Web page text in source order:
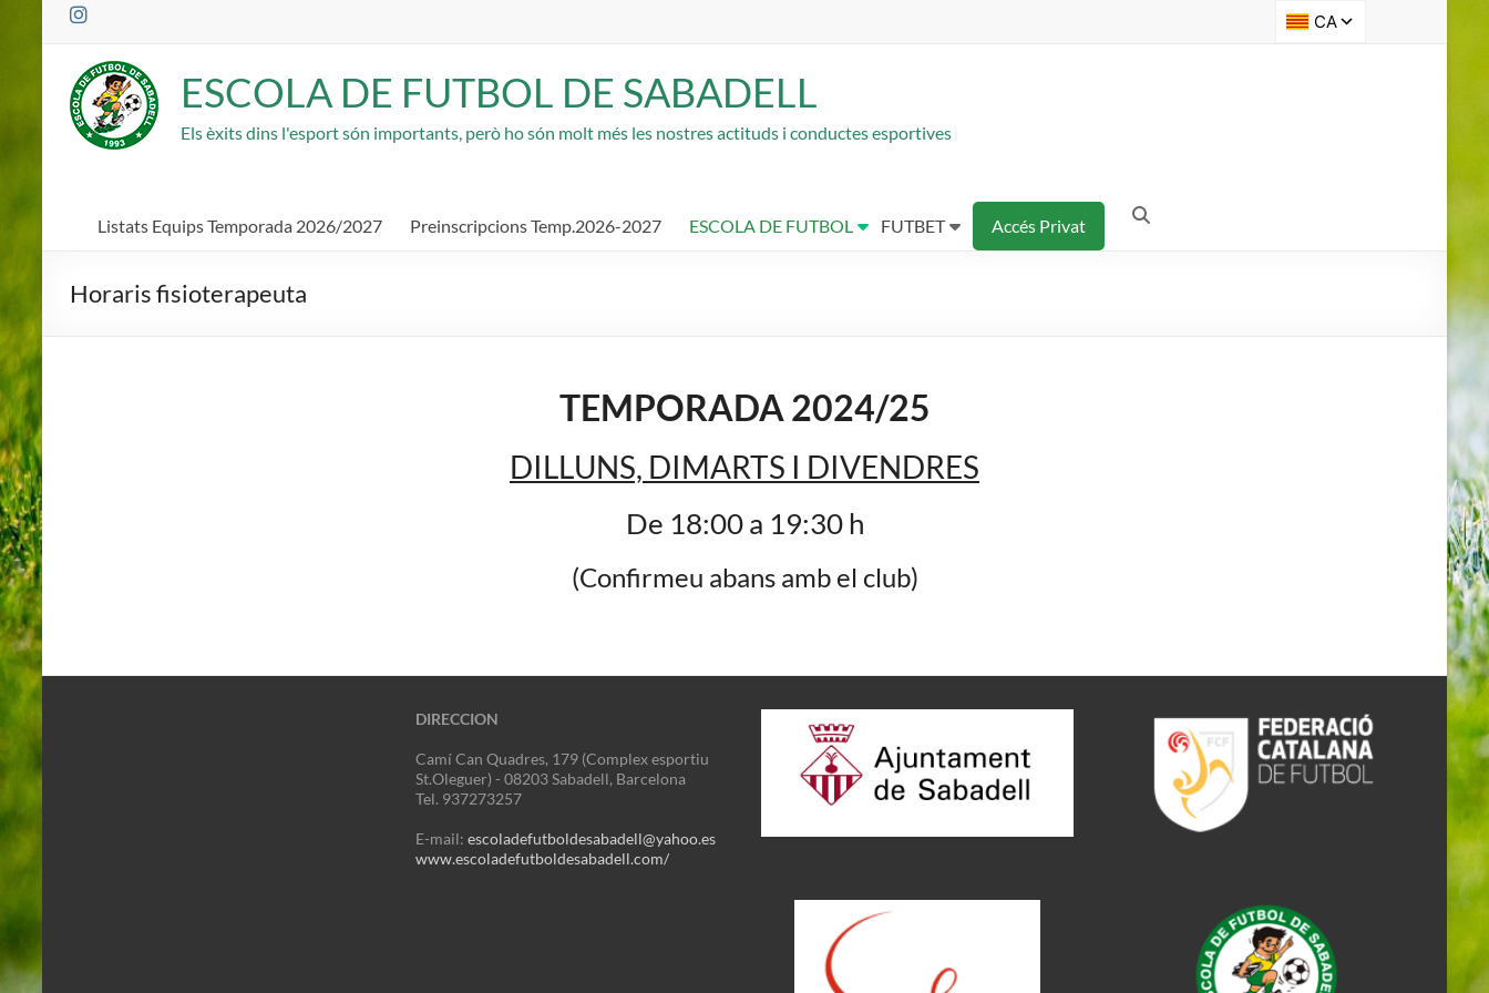
Saltar
ESCOLA DE FUTBOL DE SABADELL
Els èxits dins l'esport són importants, però ho són molt més les nostres actituds i conductes esportives
Listats Equips Temporada 2026/2027 Preinscripcions Temp.2026-2027 ESCOLA DE FUTBOL FUTBET Accés Privat
Horaris fisioterapeuta
TEMPORADA 2024/25
DILLUNS, DIMARTS I DIVENDRES
De 18:00 a 19:30 h
(Confirmeu abans amb el club)
DIRECCION
Camí Can Quadres, 179 (Complex esportiu
St.Oleguer) - 08203 Sabadell, Barcelona
Tel. 937273257
E-mail: escoladefutboldesabadell@yahoo.es
www.escoladefutboldesabadell.com/